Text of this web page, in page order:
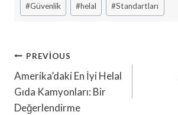
#Güvenlik #helal #Standartları
Yazı
Gezinmesi
PREVIOUS
Amerika’daki En İyi Helal
Gıda Kamyonları: Bir
Değerlendirme